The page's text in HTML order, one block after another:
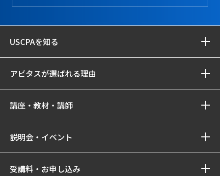
USCPAを知る
アビタスが選ばれる理由
講座・教材・講師
説明会・イベント
受講料・お申し込み